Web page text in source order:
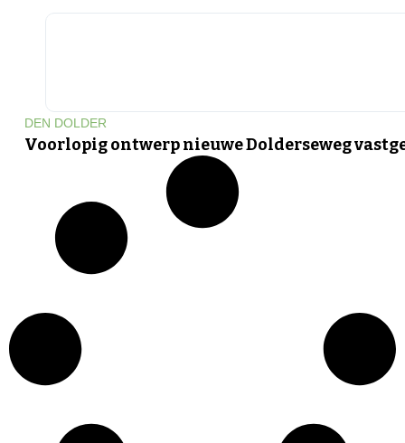
DEN DOLDER
Voorlopig ontwerp nieuwe Dolderseweg